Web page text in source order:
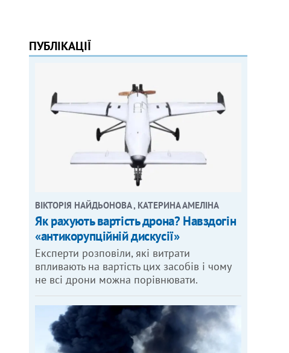
ПУБЛІКАЦІЇ
ВІКТОРІЯ НАЙДЬОНОВА , КАТЕРИНА АМЕЛІНА
Як рахують вартість дрона? Навздогін
«антикорупційній дискусії»
Експерти розповіли, які витрати
впливають на вартість цих засобів і чому
не всі дрони можна порівнювати.